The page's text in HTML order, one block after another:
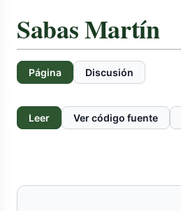
Sabas Martín
Página Discusión
Leer Ver código fuente